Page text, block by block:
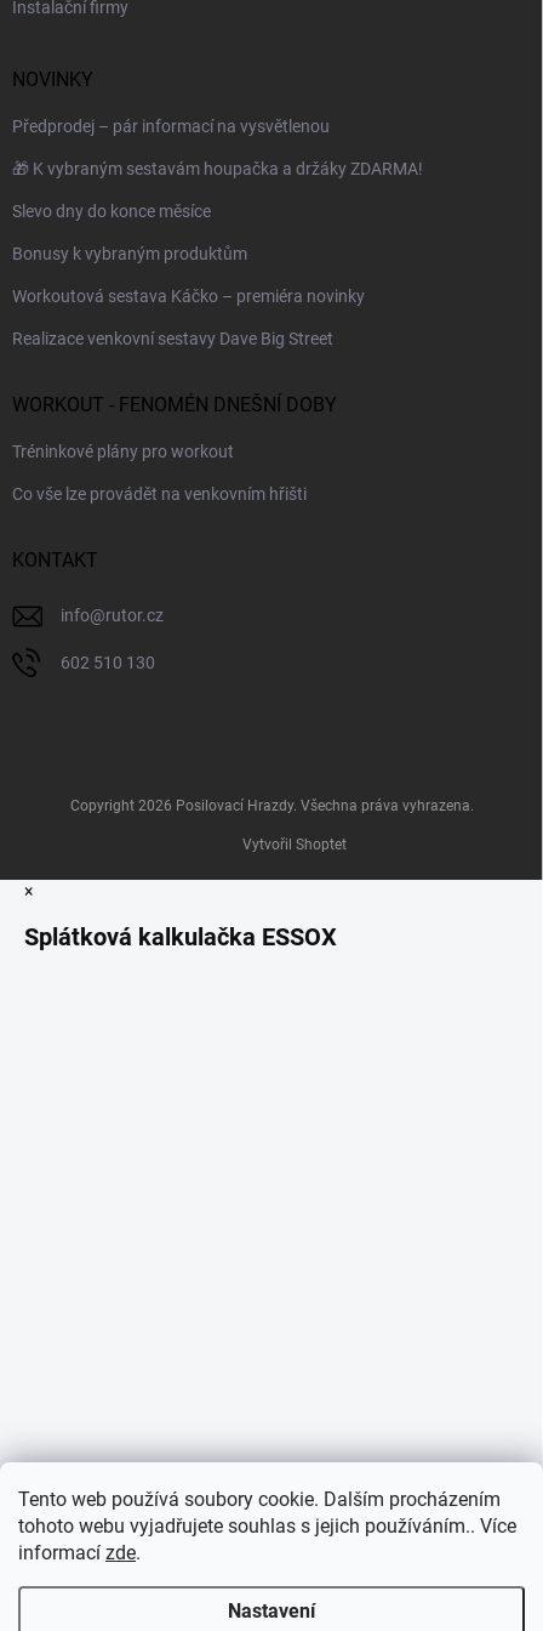
Tento web používá soubory cookie. Dalším procházením
tohoto webu vyjadřujete souhlas s jejich používáním.. Více
informací zde.
Nastavení
Instalační firmy
NOVINKY
Předprodej – pár informací na vysvětlenou
🎁 K vybraným sestavám houpačka a držáky ZDARMA!
Slevo dny do konce měsíce
Bonusy k vybraným produktům
Workoutová sestava Káčko – premiéra novinky
Realizace venkovní sestavy Dave Big Street
WORKOUT - FENOMÉN DNEŠNÍ DOBY
Tréninkové plány pro workout
Co vše lze provádět na venkovním hřišti
KONTAKT
info@rutor.cz
602 510 130
Vytvořil Shoptet
Copyright 2026 Posilovací Hrazdy. Všechna práva vyhrazena.
×
Splátková kalkulačka ESSOX